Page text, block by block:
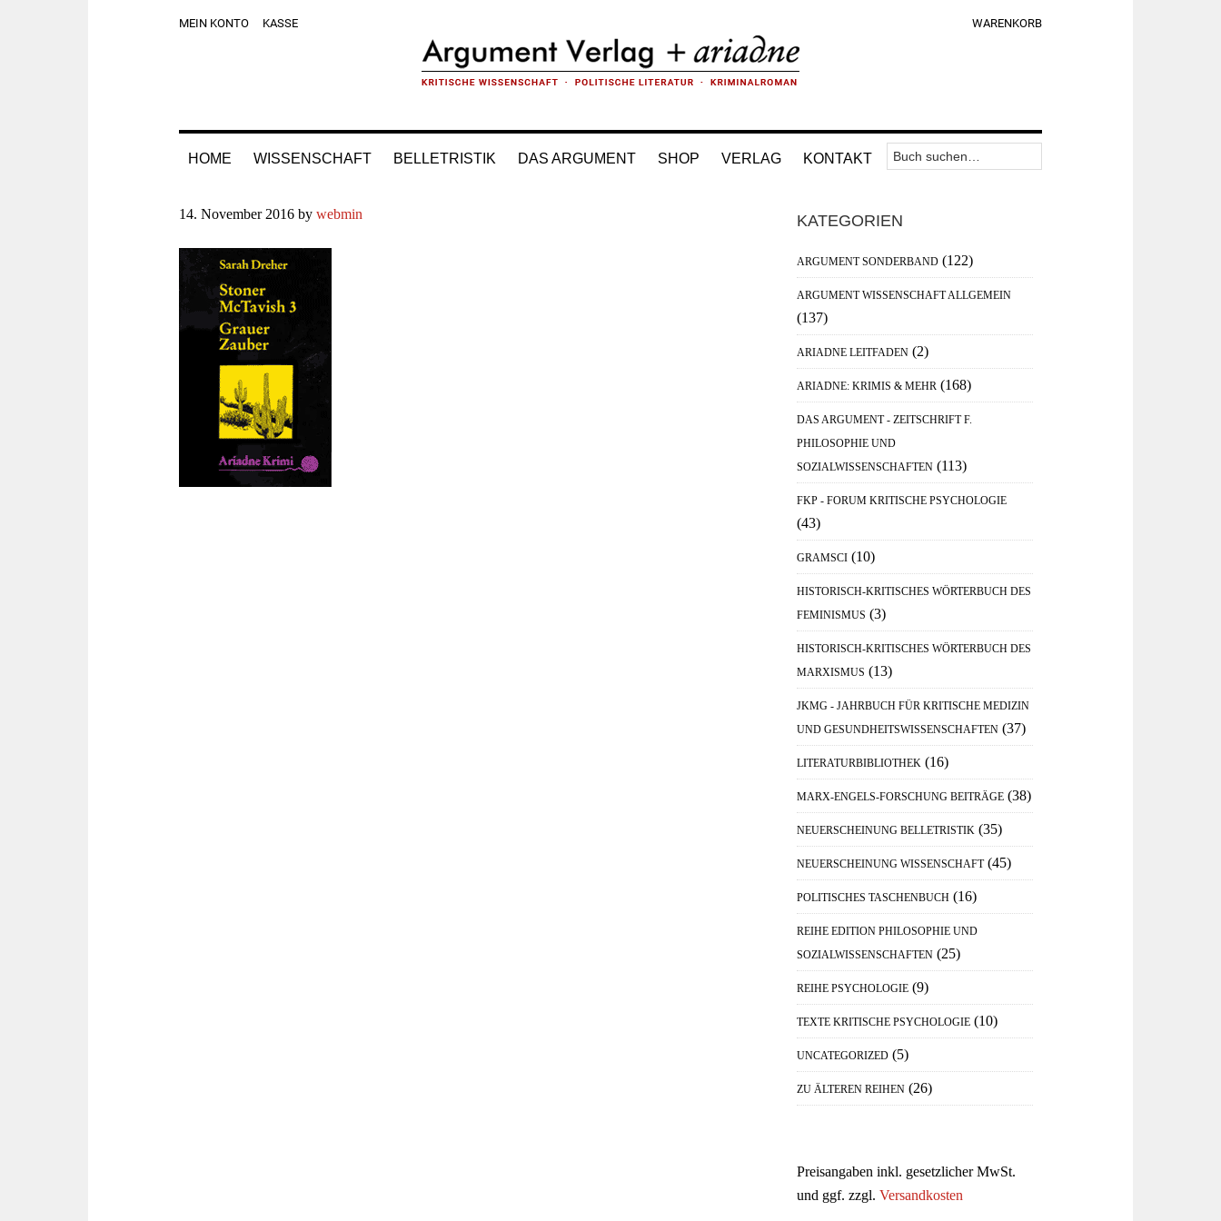
MEIN KONTO KASSE WARENKORB
HOME WISSENSCHAFT BELLETRISTIK DAS ARGUMENT SHOP VERLAG KONTAKT
Nav
Area
Suchen
nach:
14. November 2016 by webmin
Haupt-
Sidebar
KATEGORIEN
ARGUMENT SONDERBAND (122)
ARGUMENT WISSENSCHAFT ALLGEMEIN
(137)
ARIADNE LEITFADEN (2)
ARIADNE: KRIMIS & MEHR (168)
DAS ARGUMENT - ZEITSCHRIFT F.
PHILOSOPHIE UND
SOZIALWISSENSCHAFTEN (113)
FKP - FORUM KRITISCHE PSYCHOLOGIE
(43)
GRAMSCI (10)
HISTORISCH-KRITISCHES WÖRTERBUCH DES
FEMINISMUS (3)
HISTORISCH-KRITISCHES WÖRTERBUCH DES
MARXISMUS (13)
JKMG - JAHRBUCH FÜR KRITISCHE MEDIZIN
UND GESUNDHEITSWISSENSCHAFTEN (37)
LITERATURBIBLIOTHEK (16)
MARX-ENGELS-FORSCHUNG BEITRÄGE (38)
NEUERSCHEINUNG BELLETRISTIK (35)
NEUERSCHEINUNG WISSENSCHAFT (45)
POLITISCHES TASCHENBUCH (16)
REIHE EDITION PHILOSOPHIE UND
SOZIALWISSENSCHAFTEN (25)
REIHE PSYCHOLOGIE (9)
TEXTE KRITISCHE PSYCHOLOGIE (10)
UNCATEGORIZED (5)
ZU ÄLTEREN REIHEN (26)
Preisangaben inkl. gesetzlicher MwSt.
und ggf. zzgl. Versandkosten